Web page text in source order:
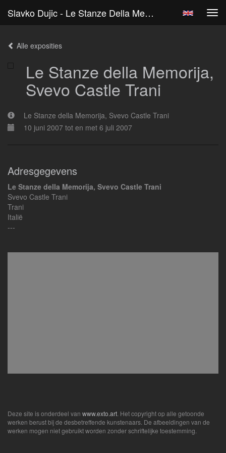
Slavko Dujic - Le Stanze Della Memorija, Svevo Castle Trani
Alle exposities
Le Stanze della Memorija,
Svevo Castle Trani
Le Stanze della Memorija, Svevo Castle Trani
10 juni 2007 tot en met 6 juli 2007
Adresgegevens
Le Stanze della Memorija, Svevo Castle Trani
Svevo Castle Trani
Trani
Italië
---
Deze site is onderdeel van www.exto.art . Het copyright op alle getoonde
werken berust bij de desbetreffende kunstenaars. De afbeeldingen van de
werken mogen niet gebruikt worden zonder schriftelijke toestemming.